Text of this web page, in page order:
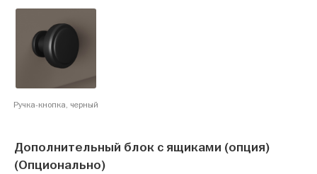
Ручка-кнопка, черный
Дополнительный блок с ящиками (опция)
(Опционально)